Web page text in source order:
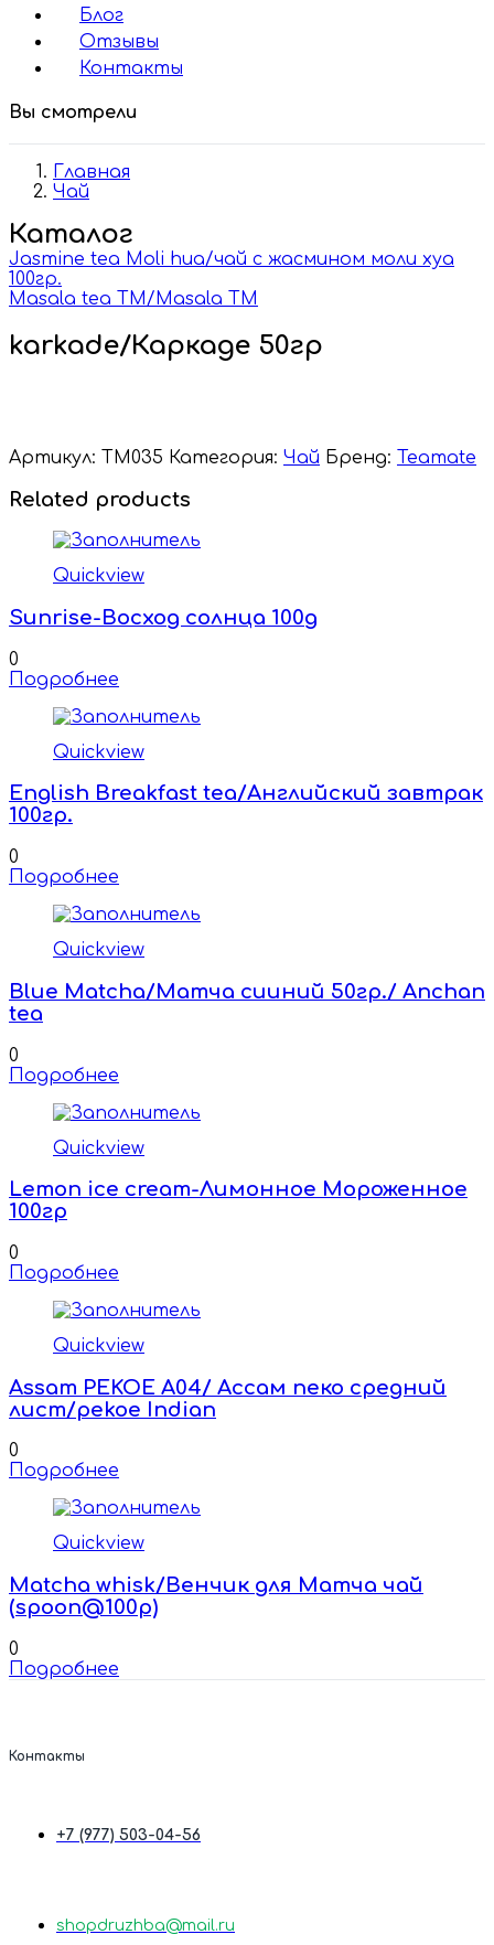
Блог
Отзывы
Контакты
Вы смотрели
Главная
Чай
Каталог
Jasmine tea Moli hua/чай с жасмином моли хуа
100гр.
Masala tea TM/Masala TM
karkade/Каркаде 50гр
Артикул: TM035 Категория: Чай Бренд: Teamate
Related products
Quickview
Sunrise-Восход солнца 100g
0
Подробнее
Quickview
English Breakfast tea/Английский завтрак
100гр.
0
Подробнее
Quickview
Blue Matcha/Матча сииний 50гр./ Аnchan
tea
0
Подробнее
Quickview
Lemon ice cream-Лимонное Мороженное
100гр
0
Подробнее
Quickview
Assam PEKOE A04/ Ассам пеко средний
лист/pekoe Indian
0
Подробнее
Quickview
Matcha whisk/Венчик для Матча чай
(spoon@100p)
0
Подробнее
Контакты
+7 (977) 503-04-56
shopdruzhba@mail.ru